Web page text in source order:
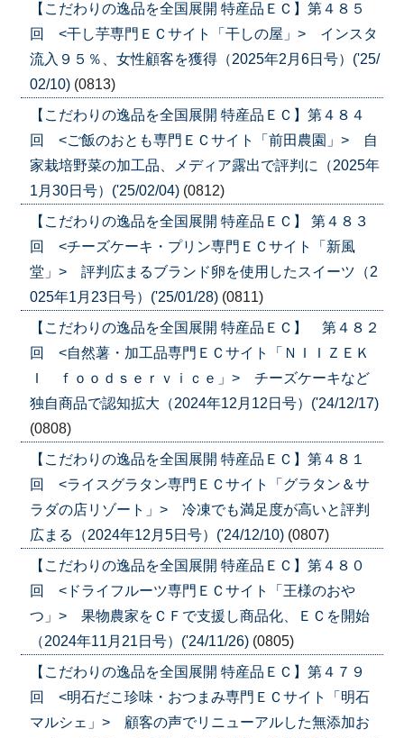
【こだわりの逸品を全国展開 特産品ＥＣ】第４８５
回 <干し芋専門ＥＣサイト「干しの屋」> インスタ
流入９５％、女性顧客を獲得（2025年2月6日号）('25/
02/10) (0813)
【こだわりの逸品を全国展開 特産品ＥＣ】第４８４
回 <ご飯のおとも専門ＥＣサイト「前田農園」> 自
家栽培野菜の加工品、メディア露出で評判に（2025年
1月30日号）('25/02/04) (0812)
【こだわりの逸品を全国展開 特産品ＥＣ】 第４８３
回 <チーズケーキ・プリン専門ＥＣサイト「新風
堂」> 評判広まるブランド卵を使用したスイーツ（2
025年1月23日号）('25/01/28) (0811)
【こだわりの逸品を全国展開 特産品ＥＣ】 第４８２
回 <自然薯・加工品専門ＥＣサイト「ＮＩＩＺＥＫ
Ｉ ｆｏｏｄｓｅｒｖｉｃｅ」> チーズケーキなど
独自商品で認知拡大（2024年12月12日号）('24/12/17)
(0808)
【こだわりの逸品を全国展開 特産品ＥＣ】第４８１
回 <ライスグラタン専門ＥＣサイト「グラタン＆サ
ラダの店リゾート」> 冷凍でも満足度が高いと評判
広まる（2024年12月5日号）('24/12/10) (0807)
【こだわりの逸品を全国展開 特産品ＥＣ】第４８０
回 <ドライフルーツ専門ＥＣサイト「王様のおや
つ」> 果物農家をＣＦで支援し商品化、ＥＣを開始
（2024年11月21日号）('24/11/26) (0805)
【こだわりの逸品を全国展開 特産品ＥＣ】第４７９
回 <明石だこ珍味・おつまみ専門ＥＣサイト「明石
マルシェ」> 顧客の声でリニューアルした無添加お